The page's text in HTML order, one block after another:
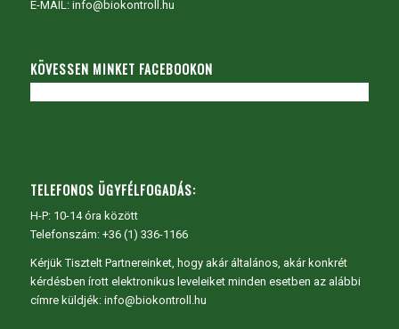
E-MAIL: info@biokontroll.hu
KÖVESSEN MINKET FACEBOOKON
TELEFONOS ÜGYFÉLFOGADÁS:
H-P: 10-14 óra között
Telefonszám: +36 (1) 336-1166
Kérjük Tisztelt Partnereinket, hogy akár általános, akár konkrét
kérdésben írott elektronikus leveleiket minden esetben az alábbi
címre küldjék: info@biokontroll.hu